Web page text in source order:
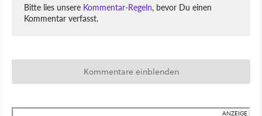
Bitte lies unsere Kommentar-Regeln, bevor Du einen
Kommentar verfasst.
Kommentare einblenden